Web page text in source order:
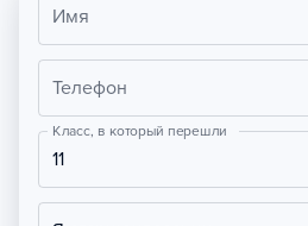
Имя
Телефон
Класс, в который перешли
11